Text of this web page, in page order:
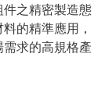
之精密製造態
的精準應用，
求的高規格產